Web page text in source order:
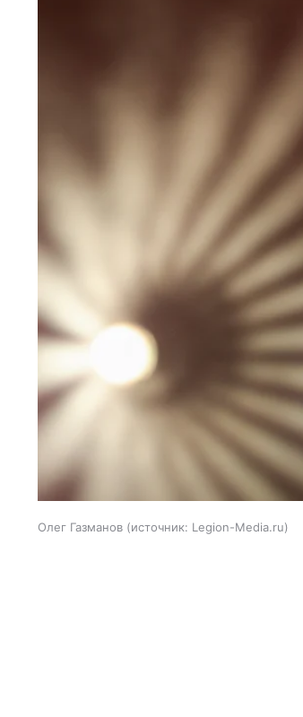
Олег Газманов источник: Legion-Media.ru